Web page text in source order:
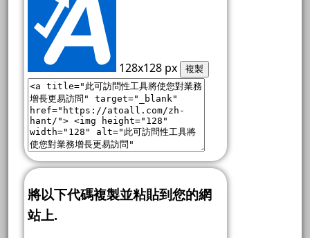
128x128 px 複製
將以下代碼複製並粘貼到您的網
站上.